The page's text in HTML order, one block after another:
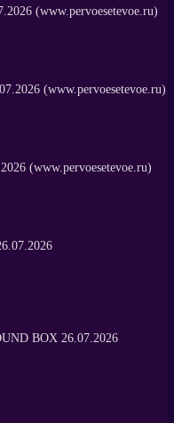
(www.pervoesetevoe.ru)
(www.pervoesetevoe.ru)
(www.pervoesetevoe.ru)
BOX 26.07.2026